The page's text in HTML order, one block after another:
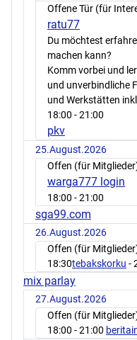
Offene Tür (für
ratu77
Du möchtest
machen kann?
Komm vorbei und
und unverbindliche
und Werkstätten
18:00 - 21:00
pkv
25.August.2026
Offen (für
warga777 login
18:00 - 21:00
sga99.com
26.August.2026
Offen (für
18:30tebakskorku -
mix parlay
27.August.2026
Offen (für
18:00 - 21:00